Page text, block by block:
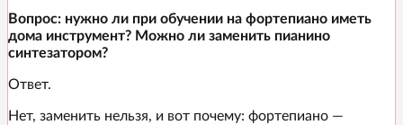
Вопрос: нужно ли при обучении на фортепиано иметь
дома инструмент? Можно ли заменить пианино
синтезатором?
Ответ.
Нет, заменить нельзя, и вот почему: фортепиано —